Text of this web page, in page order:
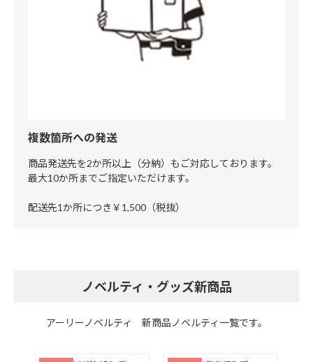
複数箇所への発送
商品発送先を2か所以上（分納）もご対応しております。
最大10か所までご指定いただけます。
配送先1か所につき￥1,500（税抜）
ノベルティ・グッズ新商品
アーリーノベルティ 新商品ノベルティ一覧です。